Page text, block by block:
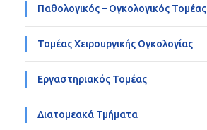
Παθολογικός – Ογκολογικός Τομέας
Τομέας Χειρουργικής Ογκολογίας
Εργαστηριακός Τομέας
Διατομεακά Τμήματα